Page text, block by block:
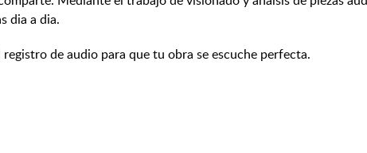
dia a dia.
de audio para que tu obra se escuche perfecta.